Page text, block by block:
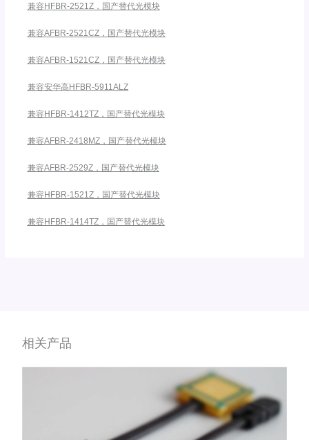
兼容HFBR-2521Z，国产替代光模块
兼容AFBR-2521CZ，国产替代光模块
兼容AFBR-1521CZ，国产替代光模块
兼容安华高HFBR-5911ALZ
兼容HFBR-1412TZ，国产替代光模块
兼容AFBR-2418MZ，国产替代光模块
兼容AFBR-2529Z，国产替代光模块
兼容HFBR-1521Z，国产替代光模块
兼容HFBR-1414TZ，国产替代光模块
相关产品